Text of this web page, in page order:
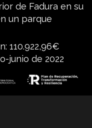
de Fadura en su
un parque
110.922,96€
junio de 2022